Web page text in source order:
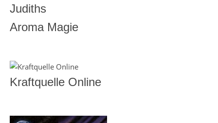
Judiths
Aroma Magie
Kraftquelle Online